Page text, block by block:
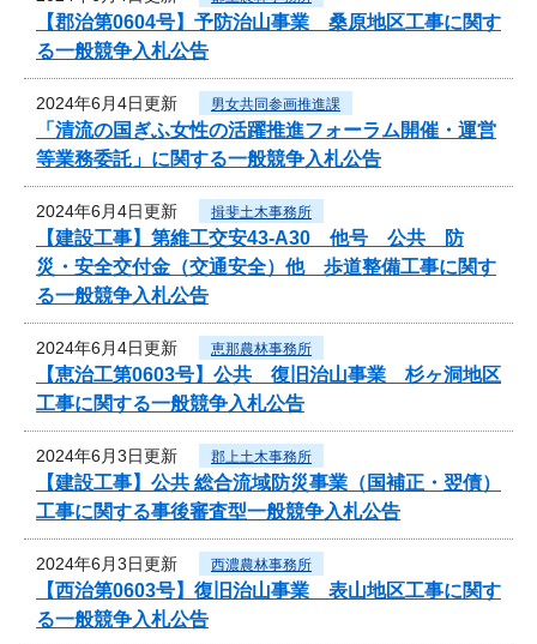
【郡治第0604号】予防治山事業 桑原地区工事に関す
る一般競争入札公告
2024年6月4日更新 男女共同参画推進課
「清流の国ぎふ女性の活躍推進フォーラム開催・運営
等業務委託」に関する一般競争入札公告
2024年6月4日更新 揖斐土木事務所
【建設工事】第維工交安43-A30 他号 公共 防
災・安全交付金（交通安全）他 歩道整備工事に関す
る一般競争入札公告
2024年6月4日更新 恵那農林事務所
【恵治工第0603号】公共 復旧治山事業 杉ヶ洞地区
工事に関する一般競争入札公告
2024年6月3日更新 郡上土木事務所
【建設工事】公共 総合流域防災事業（国補正・翌債）
工事に関する事後審査型一般競争入札公告
2024年6月3日更新 西濃農林事務所
【西治第0603号】復旧治山事業 表山地区工事に関す
る一般競争入札公告